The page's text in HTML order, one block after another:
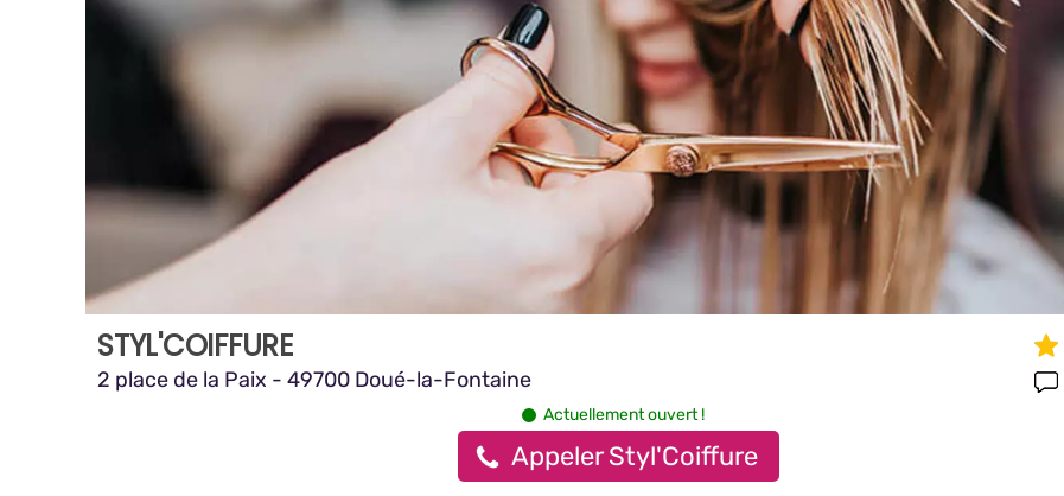
STYL'COIFFURE
2 place de la Paix - 49700 Doué-la-Fontaine
Actuellement ouvert !
Appeler Styl'Coiffure